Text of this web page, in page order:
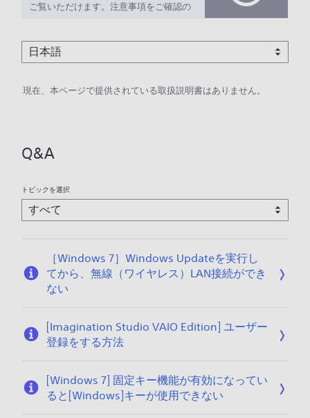
ご覧いただけます。注意事項をご確認の
現在、本ページで提供されている取扱説明書はありません。
Q&A
トピックを選択
［Windows 7］Windows Updateを実行し
てから、無線（ワイヤレス）LAN接続ができ
ない
[Imagination Studio VAIO Edition] ユーザー
登録をする方法
[Windows 7] 固定キー機能が有効になってい
ると[Windows]キーが使用できない